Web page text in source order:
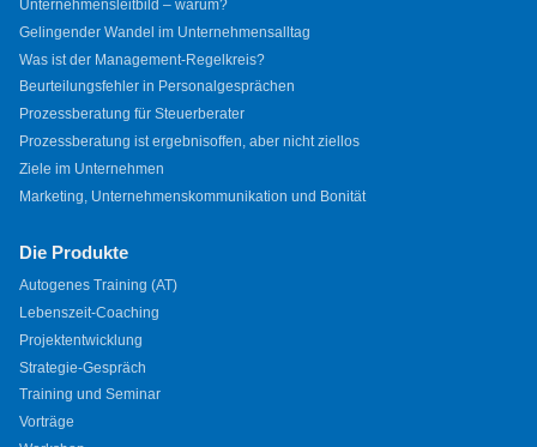
Unternehmensleitbild – warum?
Gelingender Wandel im Unternehmensalltag
Was ist der Management-Regelkreis?
Beurteilungsfehler in Personalgesprächen
Prozessberatung für Steuerberater
Prozessberatung ist ergebnisoffen, aber nicht ziellos
Ziele im Unternehmen
Marketing, Unternehmenskommunikation und Bonität
Die Produkte
Autogenes Training (AT)
Lebenszeit-Coaching
Projektentwicklung
Strategie-Gespräch
Training und Seminar
Vorträge